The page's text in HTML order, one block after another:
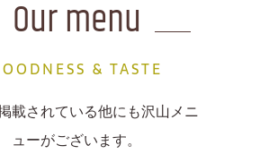
Our menu
& TASTE
載されている他にも沢山メニ
ューがございます。